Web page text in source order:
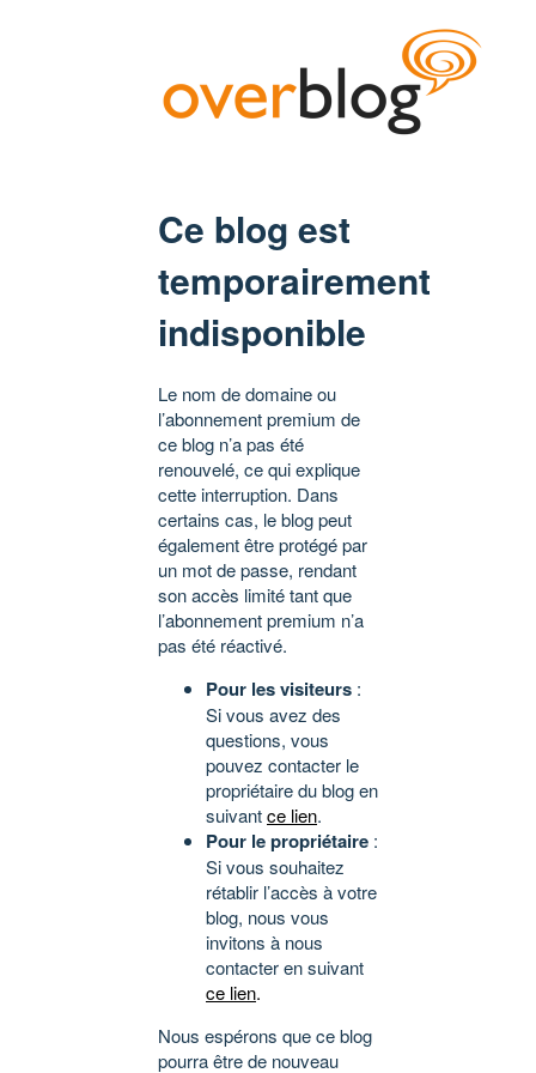
Ce blog est
temporairement
indisponible
Le nom de domaine ou
l’abonnement premium de
ce blog n’a pas été
renouvelé, ce qui explique
cette interruption. Dans
certains cas, le blog peut
également être protégé par
un mot de passe, rendant
son accès limité tant que
l’abonnement premium n’a
pas été réactivé.
Pour les visiteurs :
Si vous avez des
questions, vous
pouvez contacter le
propriétaire du blog en
suivantce lien.
Pour le propriétaire :
Si vous souhaitez
rétablir l’accès à votre
blog, nous vous
invitons à nous
contacter en suivant
ce lien.
Nous espérons que ce blog
pourra être de nouveau